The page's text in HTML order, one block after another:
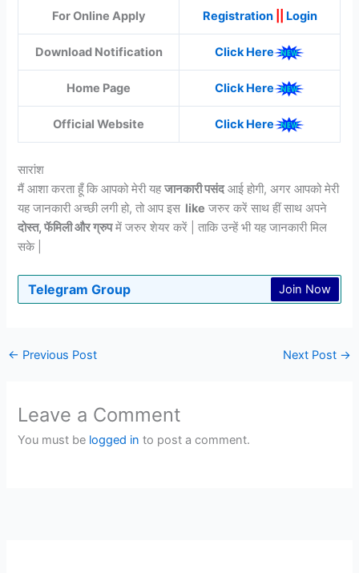
For Online Apply
Registration|| Login
Download Notification Click Here
Home Page Click Here
Official Website Click Here
सारांश
मैं आशा करता हूँ कि आपको मेरी यहजानकारी पसंदआई होगी, अगर आपको मेरी
यह जानकारी अच्छी लगी हो, तो आप इस like जरुर करें साथ हीं साथ अपने
दोस्त, फॅमिली और ग्रुपमें जरुर शेयर करें | ताकि उन्हें भी यह जानकारी मिल
सके |
Telegram Group Join Now
← Previous Post Next Post →
Leave a Comment
You must be logged in to post a comment.